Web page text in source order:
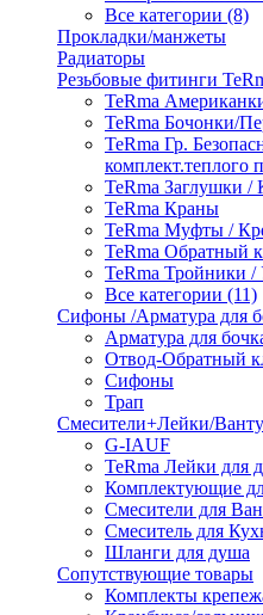
Все категории (8)
Прокладки/манжеты
Радиаторы
Резьбовые фитинги
TeRma
TeRma Бочонки/
TeRma Гр.
комплект.теплого
TeRma Заглушки /
TeRma Краны
TeRma Муфты /
TeRma Обратный
TeRma Тройники /
Все категории (11)
Сифоны /Арматура для
Арматура для
Отвод-Обратный
Сифоны
Трап
Смесители+Лейки/
G-IAUF
TeRma Лейки для
Комплектующие
Смесители для
Смеситель для
Шланги для душа
Сопутствующие товары
Комплекты